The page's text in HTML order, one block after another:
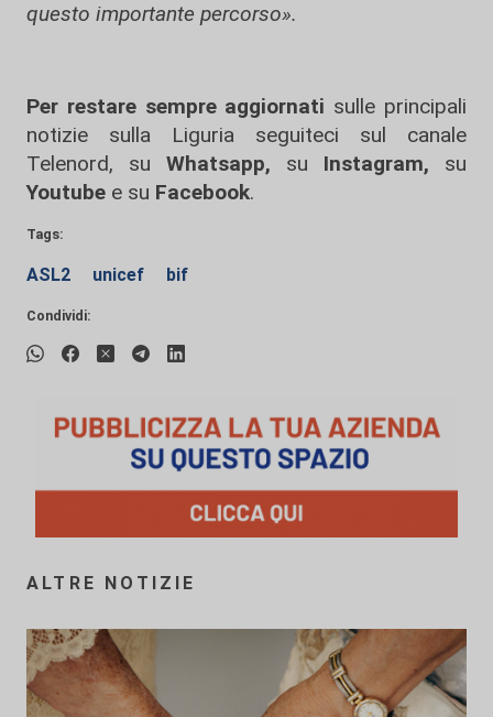
questo importante percorso».
Per restare sempre aggiornati sulle principali
notizie sulla Liguria seguiteci sul canale
Telenord, su
Whatsapp, su Instagram, su
Youtube e su Facebook.
Tags:
ASL2 unicef bif
Condividi:
ALTRE NOTIZIE